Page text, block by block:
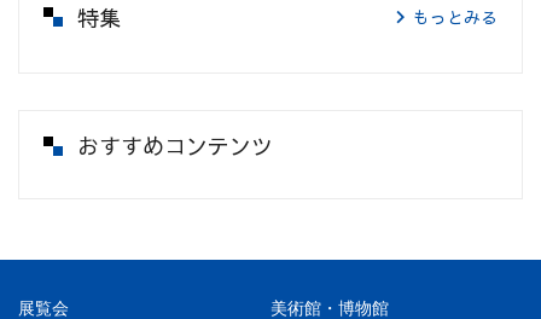
特集 もっとみる
おすすめコンテンツ
展覧会 美術館・博物館